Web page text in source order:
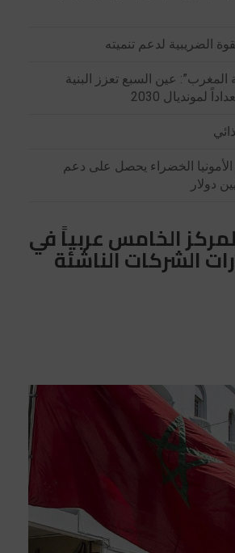
الضريبية لدعم تنميته
عين السبع تعزز البنية
لمونديال 2030
الأمونيا الخضراء يحصل على دعم
الخامس عربياً في
الشركات الناشئة